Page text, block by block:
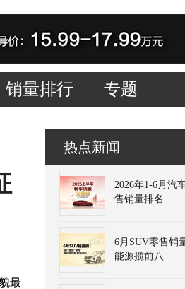
销量排行 专题
最
热点新闻
2026年1-6月汽
售销量排名
6月SUV零售销
能源揽前八